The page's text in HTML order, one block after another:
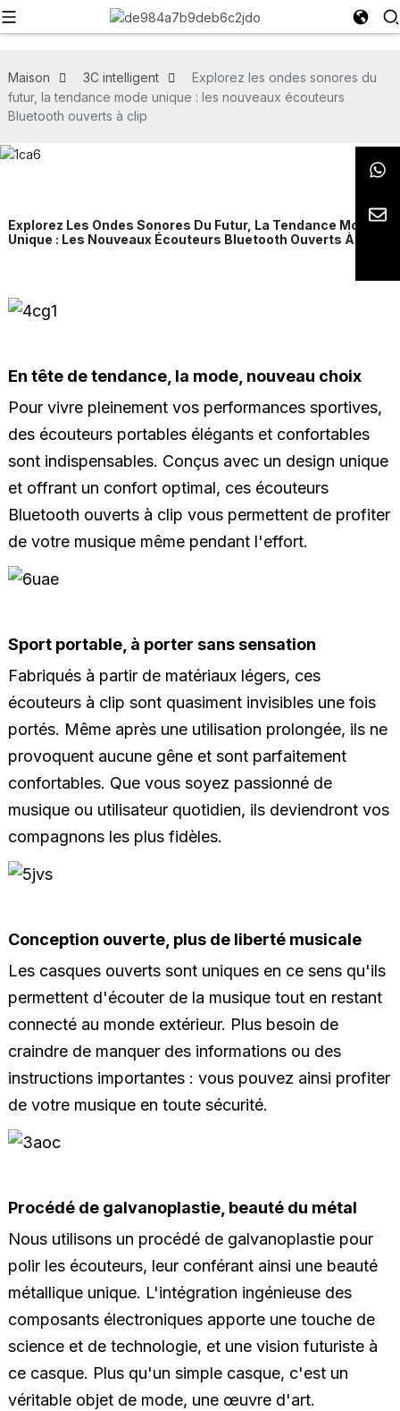
Maison 3C intelligent
Explorez les ondes sonores du
futur, la tendance mode unique : les nouveaux écouteurs
Bluetooth ouverts à clip
Explorez Les Ondes Sonores Du Futur, La Tendance Mode
Unique : Les Nouveaux Écouteurs Bluetooth Ouverts À Clip
En tête de tendance, la mode, nouveau choix
Pour vivre pleinement vos performances sportives,
des écouteurs portables élégants et confortables
sont indispensables. Conçus avec un design unique
et offrant un confort optimal, ces écouteurs
Bluetooth ouverts à clip vous permettent de profiter
de votre musique même pendant l'effort.
Sport portable, à porter sans sensation
Fabriqués à partir de matériaux légers, ces
écouteurs à clip sont quasiment invisibles une fois
portés. Même après une utilisation prolongée, ils ne
provoquent aucune gêne et sont parfaitement
confortables. Que vous soyez passionné de
musique ou utilisateur quotidien, ils deviendront vos
compagnons les plus fidèles.
Conception ouverte, plus de liberté musicale
Les casques ouverts sont uniques en ce sens qu'ils
permettent d'écouter de la musique tout en restant
connecté au monde extérieur. Plus besoin de
craindre de manquer des informations ou des
instructions importantes : vous pouvez ainsi profiter
de votre musique en toute sécurité.
Procédé de galvanoplastie, beauté du métal
Nous utilisons un procédé de galvanoplastie pour
polir les écouteurs, leur conférant ainsi une beauté
métallique unique. L'intégration ingénieuse des
composants électroniques apporte une touche de
science et de technologie, et une vision futuriste à
ce casque. Plus qu'un simple casque, c'est un
véritable objet de mode, une œuvre d'art.